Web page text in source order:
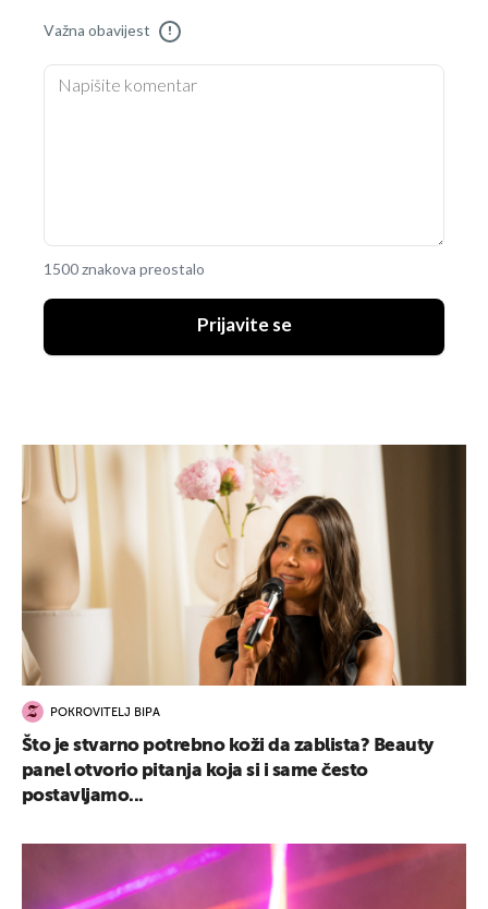
Važna obavijest !
1500 znakova preostalo
Prijavite se
POKROVITELJ BIPA
Što je stvarno potrebno koži da zablista? Beauty
panel otvorio pitanja koja si i same često
postavljamo...